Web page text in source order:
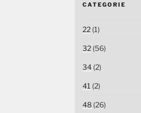
CATEGORIE
22(1)
32(56)
34(2)
41 (2)
48(26)